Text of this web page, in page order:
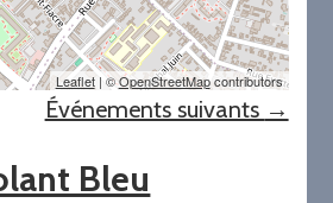
Leaflet| ©OpenStreetMapcontributors
Événements suivants →
Bleu